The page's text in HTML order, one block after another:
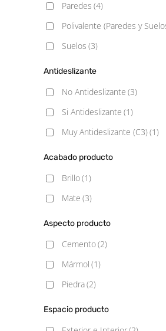
Paredes (4)
Polivalente (Paredes y
Suelos (3)
Antideslizante
No Antideslizante (3)
Si Antideslizante (1)
Muy Antideslizante (C3)(1)
Acabado producto
Brillo(1)
Mate (3)
Aspecto producto
Cemento(2)
Mármol (1)
Piedra(2)
Espacio producto